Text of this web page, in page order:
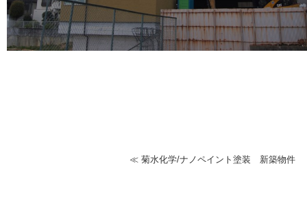
≪ 菊水化学/ナノペイント塗装 新築物件